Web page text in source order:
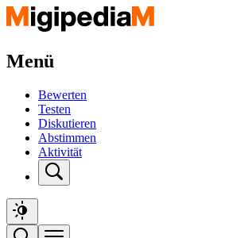
Menü
Bewerten
Testen
Diskutieren
Abstimmen
Aktivität